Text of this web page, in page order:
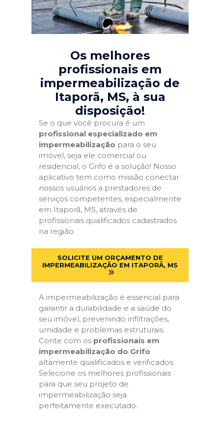
Os melhores
profissionais em
impermeabilização de
Itaporã, MS, à sua
disposição!
Se o que você procura é um
profissional especializado em
impermeabilização para o seu
imóvel, seja ele comercial ou
residencial, o Grifo é a solução! Nosso
aplicativo tem como missão conectar
nossos usuários a prestadores de
serviços competentes, especialmente
em Itaporã, MS, através de
profissionais qualificados cadastrados
na região.
SOLICITE UM ORÇAMENTO DE
IMPERMEABILIZAÇÃO EM ITAPORÃ, MS
A impermeabilização é essencial para
garantir a durabilidade e a saúde do
seu imóvel, prevenindo infiltrações,
umidade e problemas estruturais.
Conte com os profissionais em
impermeabilização do Grifo
altamente qualificados e verificados.
Selecione os melhores profissionais
para que seu projeto de
impermeabilização seja
perfeitamente executado.